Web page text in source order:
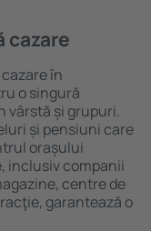
cazare
în
o singură
vârstă și grupuri.
și pensiuni care
orașului
inclusiv companii
centre de
garantează o